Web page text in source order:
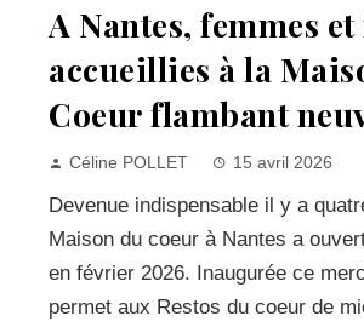
A Nantes, femmes
accueillies à la
Coeur flambant
Céline POLLET 15 avril 2026
Devenue indispensable il y a
Maison du coeur à Nantes a
en février 2026. Inaugurée ce
permet aux Restos du coeur de